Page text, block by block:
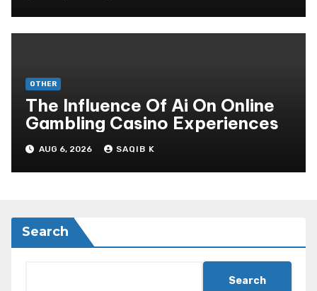
OTHER
The Influence Of Ai On Online
Gambling Casino Experiences
AUG 6, 2026 SAQIB K
Search
Search